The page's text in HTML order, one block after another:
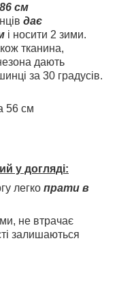
см
дає
і носити 2 зими.
тканина,
дають
за 30 градусів.
56 см
у догляді:
легко прати в
не втрачає
залишаються